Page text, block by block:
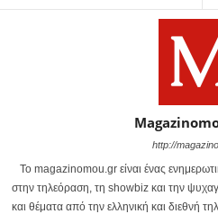
http://
Το magazinomou.gr είναι ένας
στην τηλεόραση, τη showbiz και την
και θέματα από την ελληνική και διεθνή